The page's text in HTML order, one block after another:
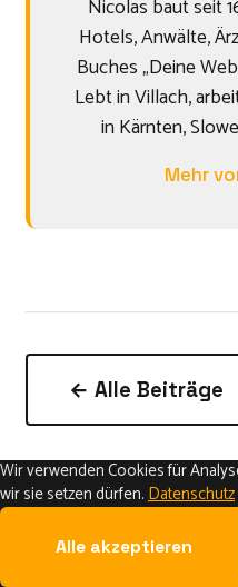
Nicolas baut seit
Hotels, Anwälte,
Buches „Deine
Lebt in Villach,
in Kärnten,
Mehr
← Alle Beiträge
Wir verwenden Cookies für
wir sie setzen dürfen.Datenschutz
Alle akzeptieren